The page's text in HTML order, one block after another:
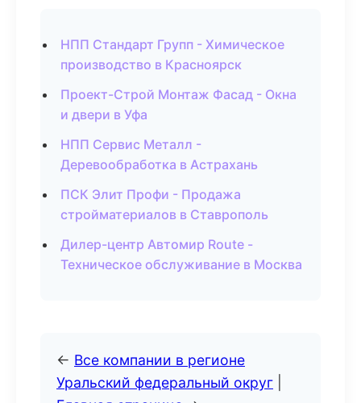
НПП Стандарт Групп - Химическое
производство в Красноярск
Проект-Строй Монтаж Фасад - Окна
и двери в Уфа
НПП Сервис Металл -
Деревообработка в Астрахань
ПСК Элит Профи - Продажа
стройматериалов в Ставрополь
Дилер-центр Автомир Route -
Техническое обслуживание в Москва
← Все компании в регионе
Уральский федеральный округ